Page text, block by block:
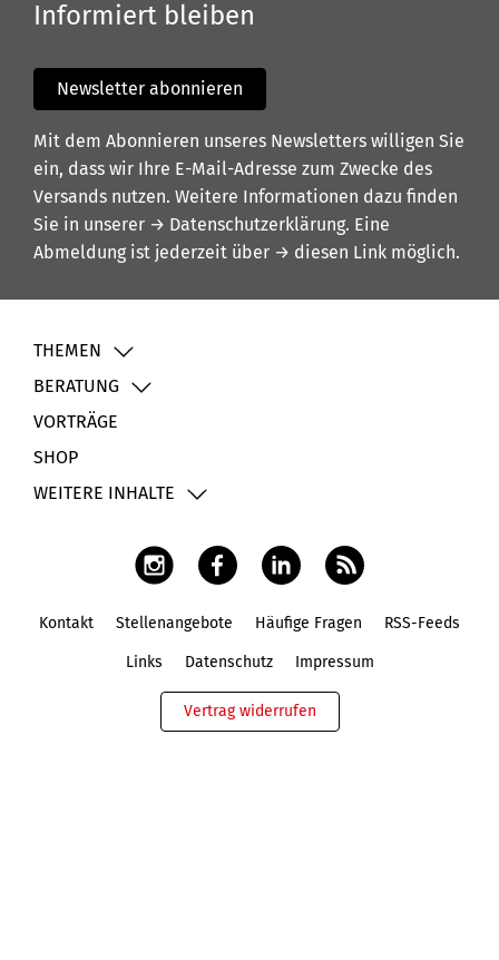
Informiert bleiben
Newsletter abonnieren
Mit dem Abonnieren unseres Newsletters willigen Sie
ein, dass wir Ihre E-Mail-Adresse zum Zwecke des
Versands nutzen. Weitere Informationen dazu finden
Sie in unserer → Datenschutzerklärung. Eine
Abmeldung ist jederzeit über → diesen Link möglich.
THEMEN
BERATUNG
VORTRÄGE
SHOP
WEITERE INHALTE
Kontakt Stellenangebote Häufige Fragen RSS-Feeds
Links Datenschutz Impressum
Vertrag widerrufen